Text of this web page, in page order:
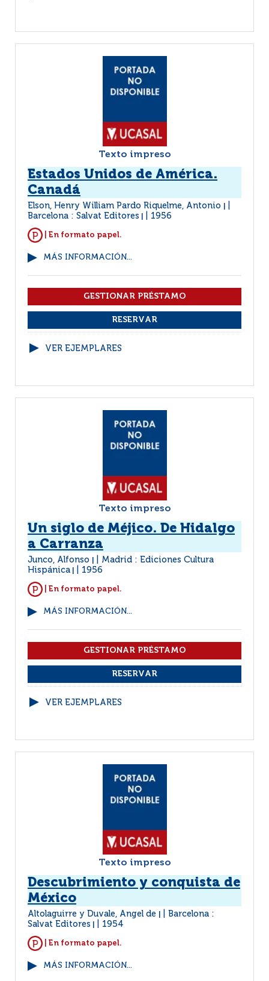
Texto impreso
Estados Unidos de América.
Canadá
Elson, Henry William Pardo Riquelme, Antonio
Barcelona : Salvat Editores 1956
| En formato papel.
MÁS INFORMACIÓN...
VER EJEMPLARES
Texto impreso
Un siglo de Méjico. De Hidalgo
a Carranza
Junco, Alfonso
Madrid : Ediciones Cultura
Hispánica
1956
| En formato papel.
MÁS INFORMACIÓN...
VER EJEMPLARES
Texto impreso
Descubrimiento y conquista de
México
Altolaguirre y Duvale, Angel de
Barcelona :
Salvat Editores
1954
| En formato papel.
MÁS INFORMACIÓN...